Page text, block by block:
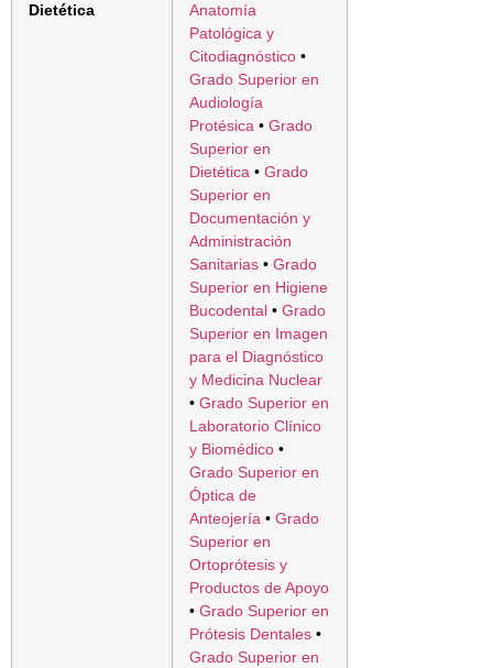
Dietética
Anatomía
Patológica y
Citodiagnóstico •
Grado Superior en
Audiología
Protésica • Grado
Superior en
Dietética • Grado
Superior en
Documentación y
Administración
Sanitarias • Grado
Superior en Higiene
Bucodental • Grado
Superior en Imagen
para el Diagnóstico
y Medicina Nuclear
• Grado Superior en
Laboratorio Clínico
y Biomédico •
Grado Superior en
Óptica de
Anteojería • Grado
Superior en
Ortoprótesis y
Productos de Apoyo
• Grado Superior en
Prótesis Dentales •
Grado Superior en